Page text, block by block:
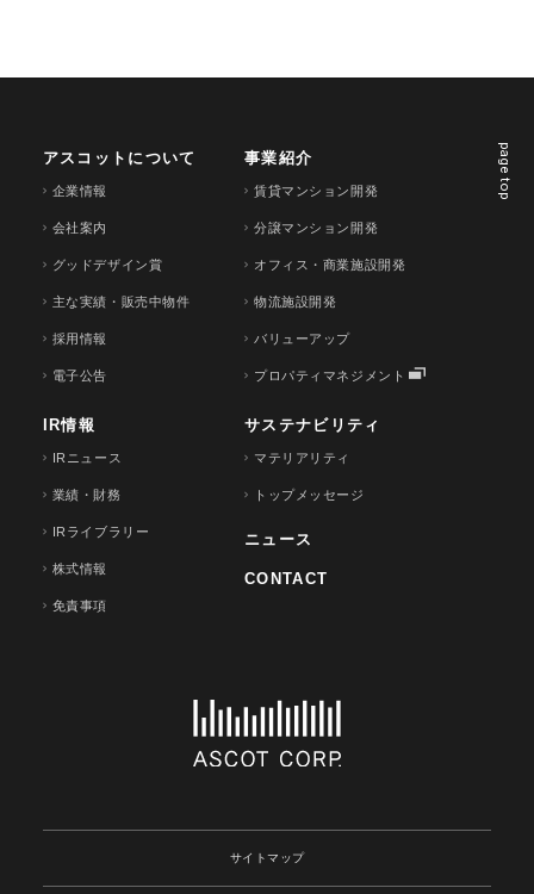
page top
アスコットについて
企業情報
会社案内
グッドデザイン賞
主な実績・販売中物件
採用情報
電子公告
事業紹介
賃貸マンション開発
分譲マンション開発
オフィス・商業施設開発
物流施設開発
バリューアップ
プロパティマネジメント
IR情報
IRニュース
業績・財務
IRライブラリー
株式情報
免責事項
サステナビリティ
マテリアリティ
トップメッセージ
ニュース
CONTACT
サイトマップ